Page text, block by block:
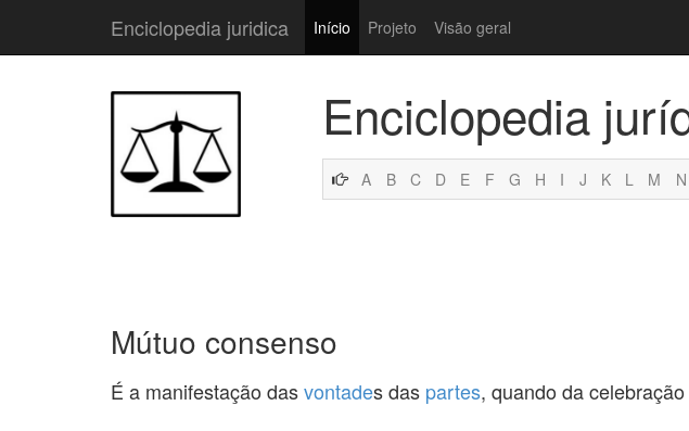
Enciclopedia juridica Início Projeto Visão geral
Enciclopedia
A B C D E F G H I J K L M N
Mútuo consenso
É a manifestação dasvontades das partes, quando da